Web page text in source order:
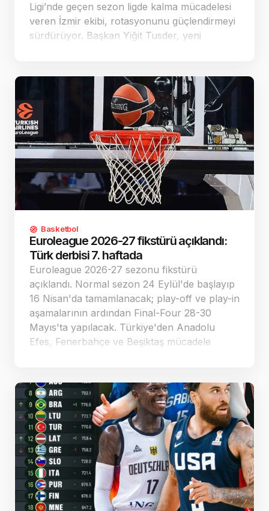
Ligi’nde geçen sezon ligde kalma mücadelesi
veren İzmir ekibi, rotasyonunu güçlendirmeyi
sürdürüyor. Başkan Yiğit Tusder, yeni
Basketbol
Euroleague 2026-27 fikstürü açıklandı:
Türk derbisi 7. haftada
Euroleague 2026-27 sezonu fikstürü
açıklandı. Normal sezon 24 Eylül'de başlayıp
16 Nisan'da tamamlanacak; play-off ve play-in
aşamalarının ardından Final-Four 28-30
Mayıs'ta yapılacak. Türkiye'den Anadolu
Efes, Fenerbahçe ve Beşiktaş mücadele